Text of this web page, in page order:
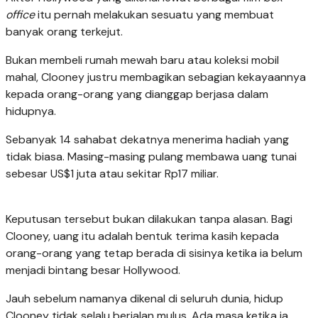
officeitu pernah melakukan sesuatu yang membuat
banyak orang terkejut.
Bukan membeli rumah mewah baru atau koleksi mobil
mahal, Clooney justru membagikan sebagian kekayaannya
kepada orang-orang yang dianggap berjasa dalam
hidupnya.
Sebanyak 14 sahabat dekatnya menerima hadiah yang
tidak biasa. Masing-masing pulang membawa uang tunai
sebesar US$1 juta atau sekitar Rp17 miliar.
Keputusan tersebut bukan dilakukan tanpa alasan. Bagi
Clooney, uang itu adalah bentuk terima kasih kepada
orang-orang yang tetap berada di sisinya ketika ia belum
menjadi bintang besar Hollywood.
Jauh sebelum namanya dikenal di seluruh dunia, hidup